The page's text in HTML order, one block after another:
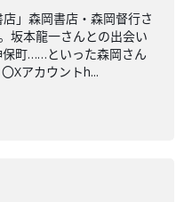
」森岡書店・森岡督行さ
坂本龍一さんとの出会い
保町……といった森岡さん
Xアカウントh...